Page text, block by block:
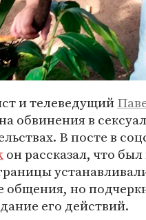
и телеведущий
обвинения в
В посте в
он рассказал, что
общения, но
его действий.